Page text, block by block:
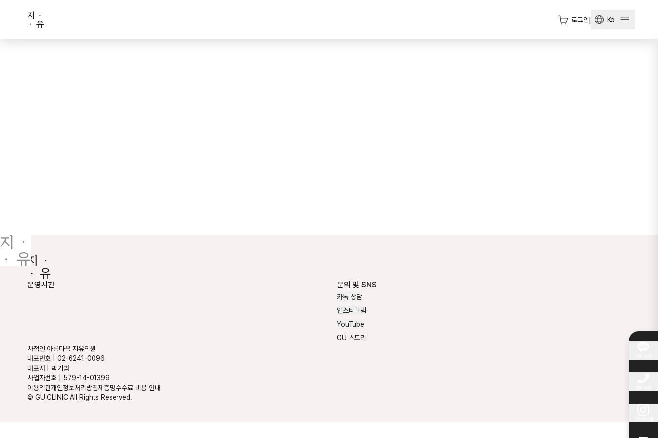
로그인 Ko
운영시간 문의 및 SNS
카톡 상담
인스타그램
YouTube
GU 스토리
사적인 아름다움 지유의원
대표번호
02-6241-0096
대표자|
박기범
사업자번호
579-14-01399
이용약관개인정보처리방침제증명수수료 비용 안내
© GU CLINIC All Rights Reserved.